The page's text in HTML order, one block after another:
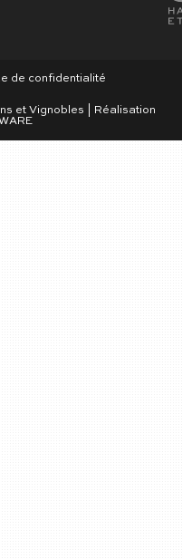
de confidentialité
et Vignobles | Réalisation